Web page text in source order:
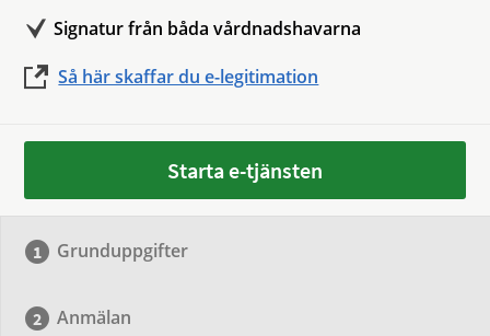
Signatur från båda vårdnadshavarna
Så här skaffar du e-legitimation
Starta e-tjänsten
Grunduppgifter
Anmälan